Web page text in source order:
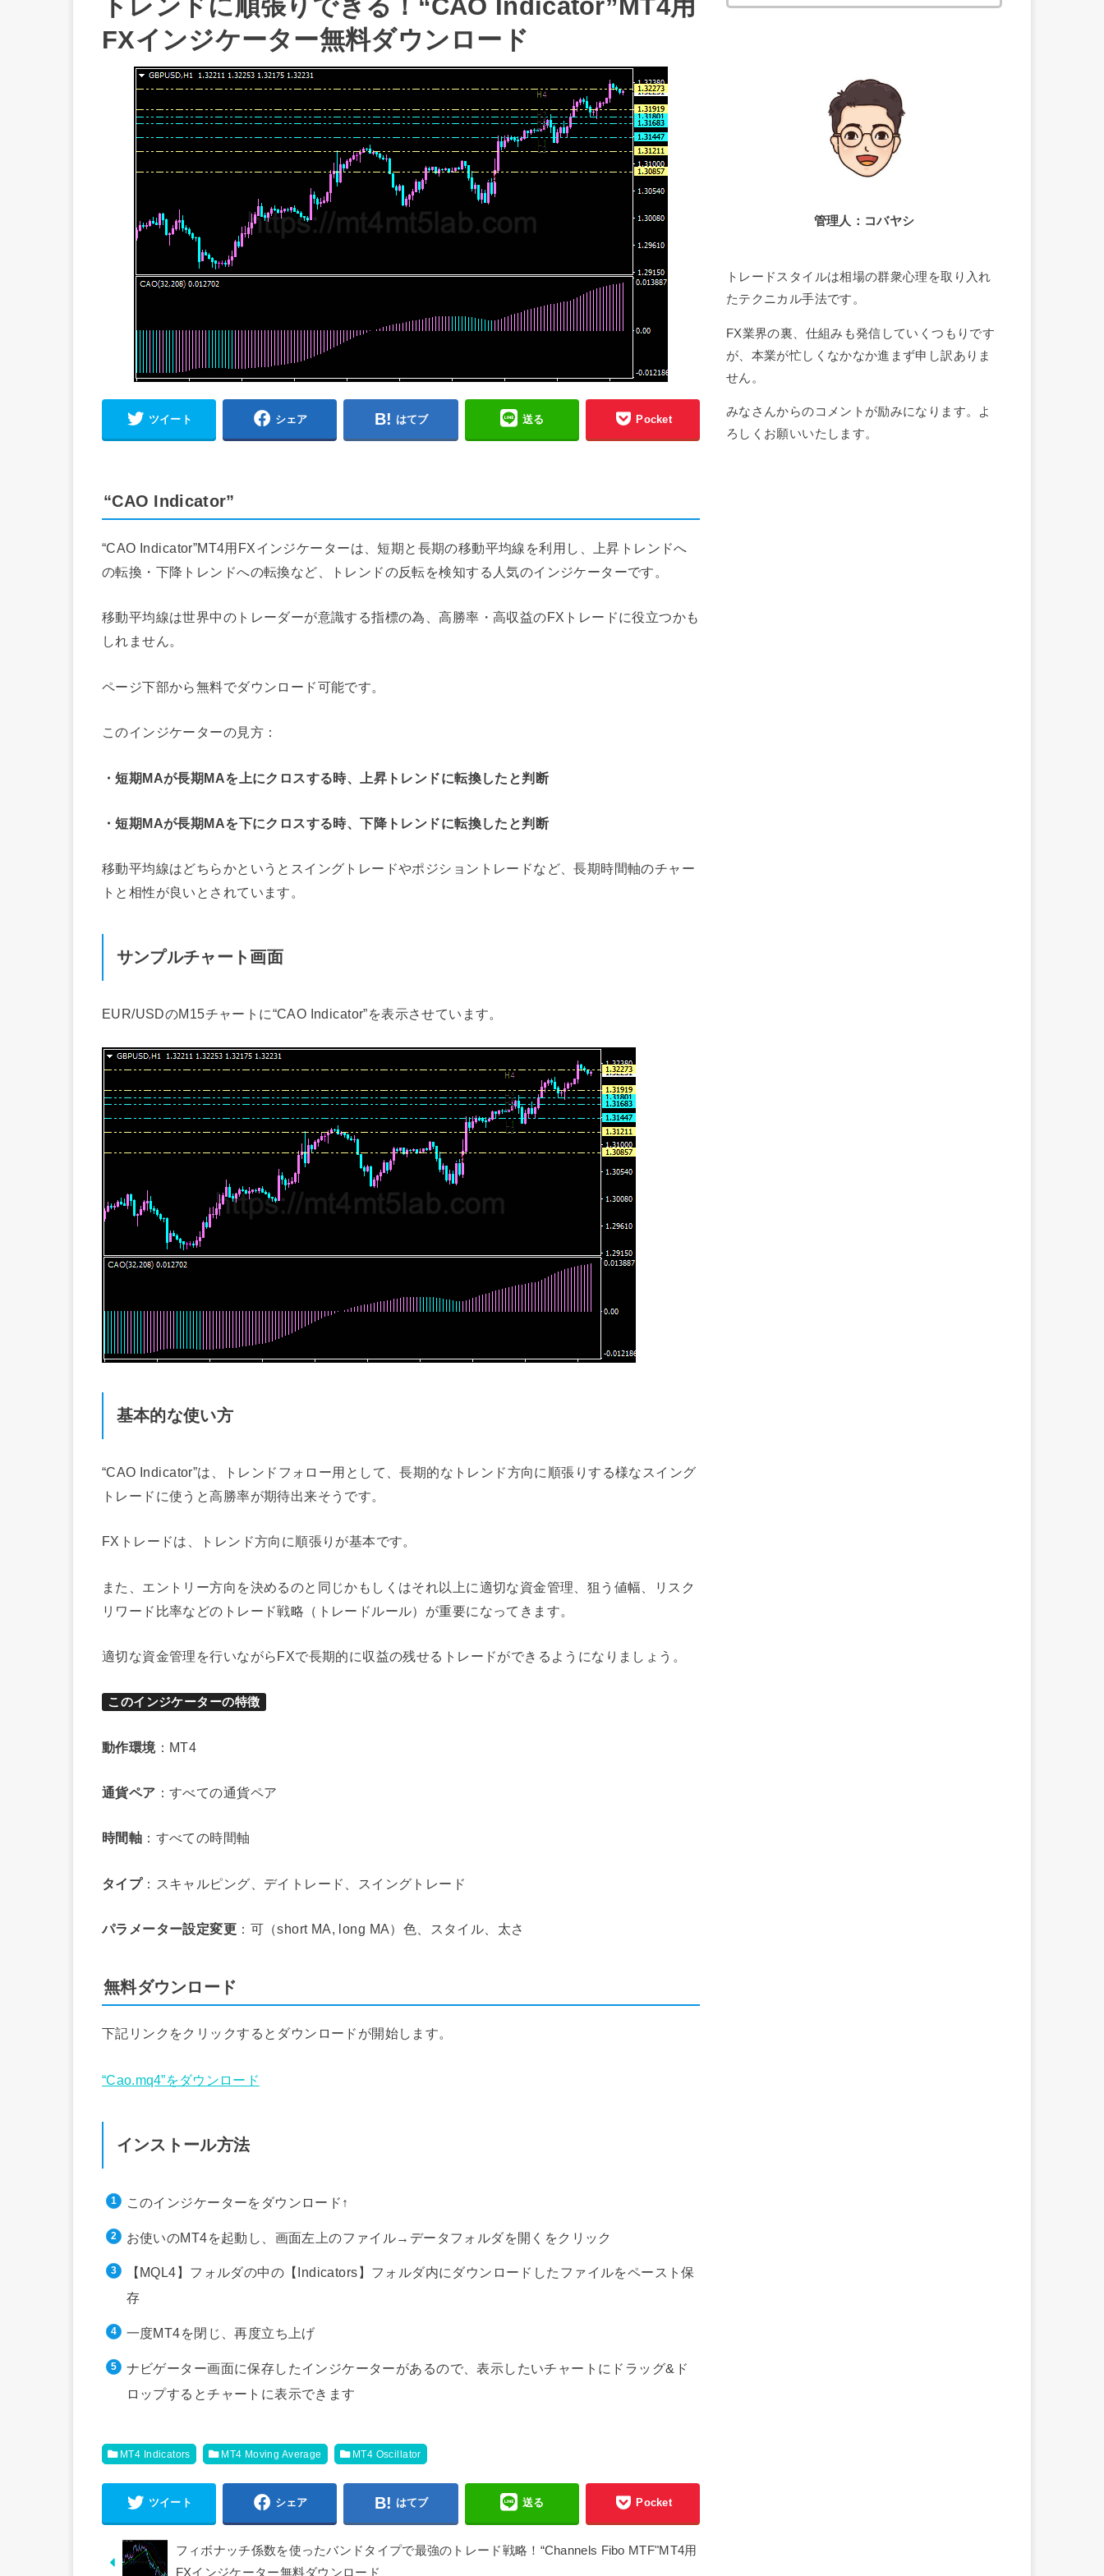
トレンドに順張りできる！“CAO Indicator”MT4用
FXインジケーター無料ダウンロード
ツイート シェア はてブ 送る Pocket
“CAO Indicator”
“CAO Indicator”MT4用FXインジケーターは、短期と長期の移動平均線を利用し、上昇トレンドへ
の転換・下降トレンドへの転換など、トレンドの反転を検知する人気のインジケーターです。
移動平均線は世界中のトレーダーが意識する指標の為、高勝率・高収益のFXトレードに役立つかも
しれません。
ページ下部から無料でダウンロード可能です。
このインジケーターの見方：
・短期MAが長期MAを上にクロスする時、上昇トレンドに転換したと判断
・短期MAが長期MAを下にクロスする時、下降トレンドに転換したと判断
移動平均線はどちらかというとスイングトレードやポジショントレードなど、長期時間軸のチャー
トと相性が良いとされています。
サンプルチャート画面
EUR/USDのM15チャートに“CAO Indicator”を表示させています。
基本的な使い方
“CAO Indicator”は、トレンドフォロー用として、長期的なトレンド方向に順張りする様なスイング
トレードに使うと高勝率が期待出来そうです。
FXトレードは、トレンド方向に順張りが基本です。
また、エントリー方向を決めるのと同じかもしくはそれ以上に適切な資金管理、狙う値幅、リスク
リワード比率などのトレード戦略（トレードルール）が重要になってきます。
適切な資金管理を行いながらFXで長期的に収益の残せるトレードができるようになりましょう。
このインジケーターの特徴
動作環境：MT4
通貨ペア ：すべての通貨ペア
時間軸 ：すべての時間軸
タイプ：スキャルピング、デイトレード、スイングトレード
パラメーター設定変更 ：可（short MA, long MA）色、スタイル、太さ
無料ダウンロード
下記リンクをクリックするとダウンロードが開始します。
“Cao.mq4”をダウンロード
インストール方法
このインジケーターをダウンロード↑
お使いのMT4を起動し、画面左上のファイル→データフォルダを開くをクリック
【MQL4】フォルダの中の【Indicators】フォルダ内にダウンロードしたファイルをペースト保
存
一度MT4を閉じ、再度立ち上げ
ナビゲーター画面に保存したインジケーターがあるので、表示したいチャートにドラッグ&ド
ロップするとチャートに表示できます
MT4 Indicators MT4 Moving Average MT4 Oscillator
ツイート シェア はてブ 送る Pocket
フィボナッチ係数を使ったバンドタイプで最強のトレード戦略！“Channels Fibo MTF"MT4用
FXインジケーター無料ダウンロード
索:
管理人：コバヤシ
トレードスタイルは相場の群衆心理を取り入れ
たテクニカル手法です。
FX業界の裏、仕組みも発信していくつもりです
が、本業が忙しくなかなか進まず申し訳ありま
せん。
みなさんからのコメントが励みになります。よ
ろしくお願いいたします。